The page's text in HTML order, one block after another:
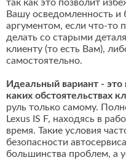
так как это позволит
Вашу осведомленность и
аргументом, если что-то
делать со старыми
клиенту (то есть Вам),
самостоятельно.
Идеальный вариант - это
каких обстоятельствах
руль только самому.
Lexus IS F, находясь в
время. Такие условия
безопасности
большинства проблем, а